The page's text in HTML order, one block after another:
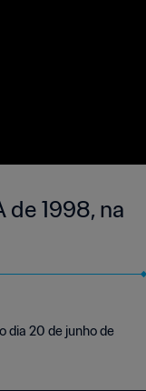
de 1998, na
dia 20 de junho de